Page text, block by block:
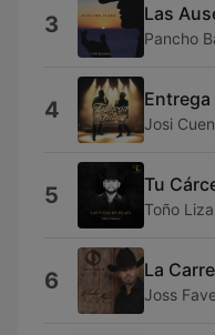
3 Las
Pancho
4 Entrega
Josi Cuen
5 Tu
Toño
6 La
Joss